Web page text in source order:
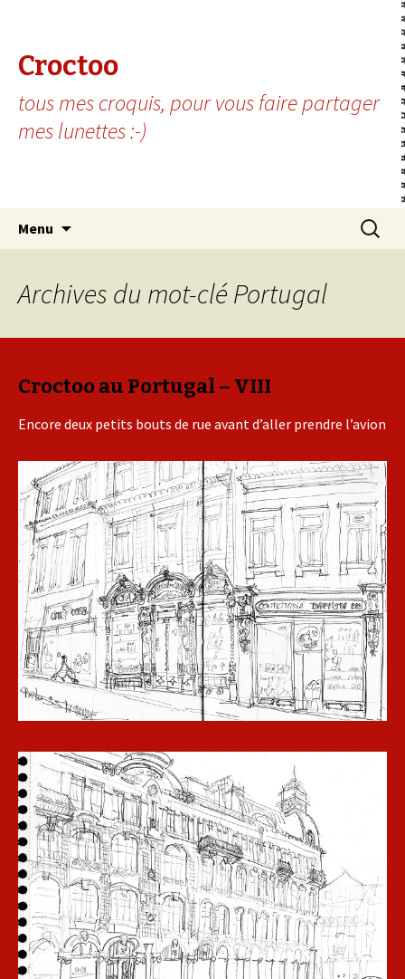
Croctoo
tous mes croquis, pour vous faire partager
mes lunettes :-)
Menu
Archives du mot-clé Portugal
Croctoo au Portugal – VIII
Encore deux petits bouts de rue avant d’aller prendre l’avion